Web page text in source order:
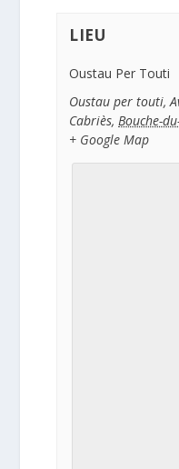
LIEU
Oustau Per Touti
Oustau per touti,
Cabriès, Bouche-
+ Google Map